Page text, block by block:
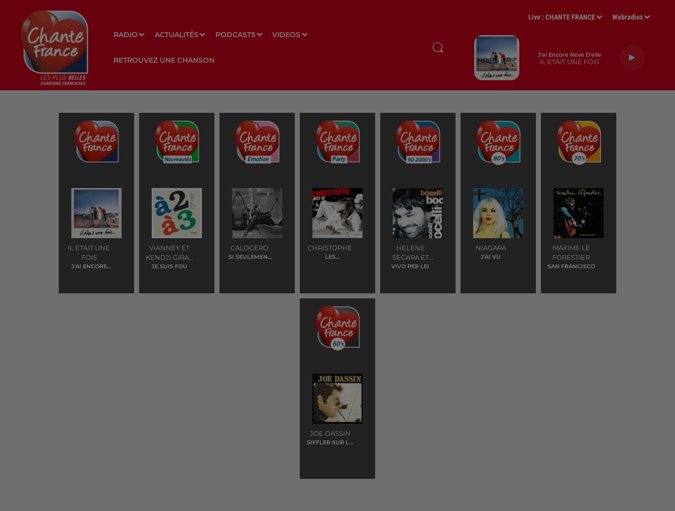
RADIO ACTUALITÉS PODCASTS VIDEOS
RETROUVEZ UNE CHANSON
Live :CHANTE FRANCE Webradios
J'ai Encore Reve D'elle
IL ETAIT UNE FOIS
IL ETAIT UNE
FOIS
J'AI ENCORE
VIANNEY ET
KENDJI GIRAC
ET SOPRANO
JE SUIS FOU
CALOGERO
SI SEULEMENT
CHRISTOPHE
LES
HELENE
SEGARA ET
ANDREA
VIVO PER LEI
NIAGARA
J'AI VU
MAXIME LE
FORESTIER
SAN FRANCISCO
JOE DASSIN
SIFFLER SUR LA